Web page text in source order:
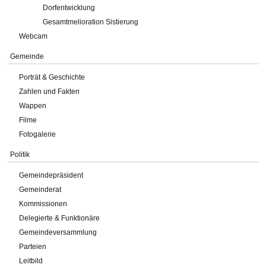
Dorfentwicklung
Gesamtmelioration Sistierung
Webcam
Gemeinde
Porträt & Geschichte
Zahlen und Fakten
Wappen
Filme
Fotogalerie
Politik
Gemeindepräsident
Gemeinderat
Kommissionen
Delegierte & Funktionäre
Gemeindeversammlung
Parteien
Leitbild